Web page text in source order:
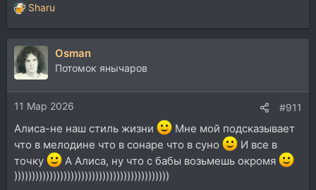
Р
е
а
к
ц
и
и
:
Sharu
Osman
Потомок янычаров
11 Мар 2026 #911
Алиса-не наш стиль жизни
Мне мой подсказывает
что в мелодине что в сонаре что в суно
И все в
точку
А Алиса, ну что с бабы возьмешь окромя
))))))))))))))))))))))))))))))))))))))))))))